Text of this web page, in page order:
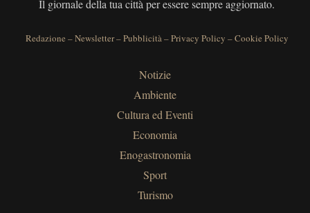
Il giornale della tua città per essere sempre aggiornato.
Redazione –Newsletter–Pubblicità–Privacy Policy –Cookie Policy
Notizie
Ambiente
Cultura ed Eventi
Economia
Enogastronomia
Sport
Turismo